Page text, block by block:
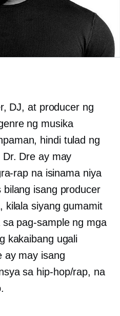
DJ, at producer ng
ng musika
hindi tulad ng
Dre ay may
rap na isinama niya
isang producer
kilala siyang gumamit
pag-sample ng mga
kakaibang ugali
ay may isang
sa hip-hop/rap, na